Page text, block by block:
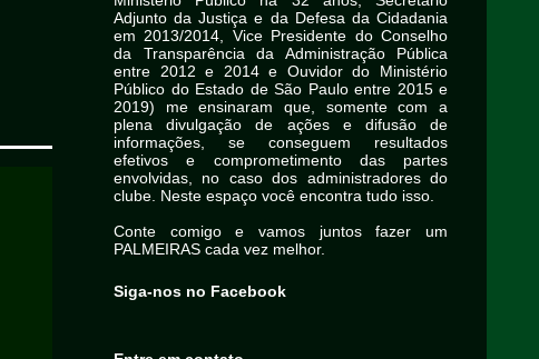
Adjunto da Justiça e da Defesa da Cidadania
em 2013/2014, Vice Presidente do Conselho
da Transparência da Administração Pública
entre 2012 e 2014 e Ouvidor do Ministério
Público do Estado de São Paulo entre 2015 e
2019) me ensinaram que, somente com a
plena divulgação de ações e difusão de
informações, se conseguem resultados
efetivos e comprometimento das partes
envolvidas, no caso dos administradores do
clube. Neste espaço você encontra tudo isso.
Conte comigo e vamos juntos fazer um
PALMEIRAS cada vez melhor.
Siga-nos no Facebook